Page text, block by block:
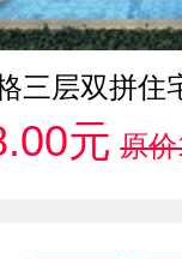
三层双拼住
元 原